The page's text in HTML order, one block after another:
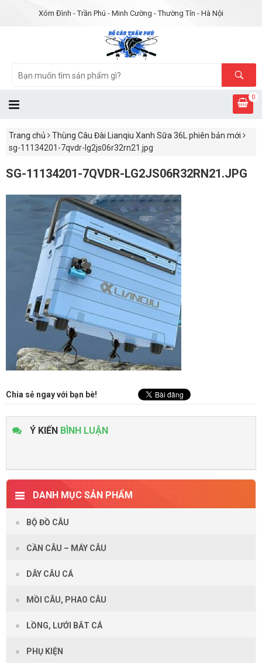
Xóm Đình - Trần Phú - Minh Cường - Thường Tín - Hà Nội
0
Trang chủ
Thùng Câu Đài Lianqiu Xanh Sữa 36L phiên bản mới
sg-11134201-7qvdr-lg2js06r32rn21.jpg
SG-11134201-7QVDR-LG2JS06R32RN21.JPG
Chia sẻ ngay với bạn bè!
Ý KIẾN BÌNH LUẬN
DANH MỤC SẢN PHẨM
BỘ ĐỒ CÂU
CẦN CÂU – MÁY CÂU
DÂY CÂU CÁ
MỒI CÂU, PHAO CÂU
LỒNG, LƯỚI BẮT CÁ
PHỤ KIỆN